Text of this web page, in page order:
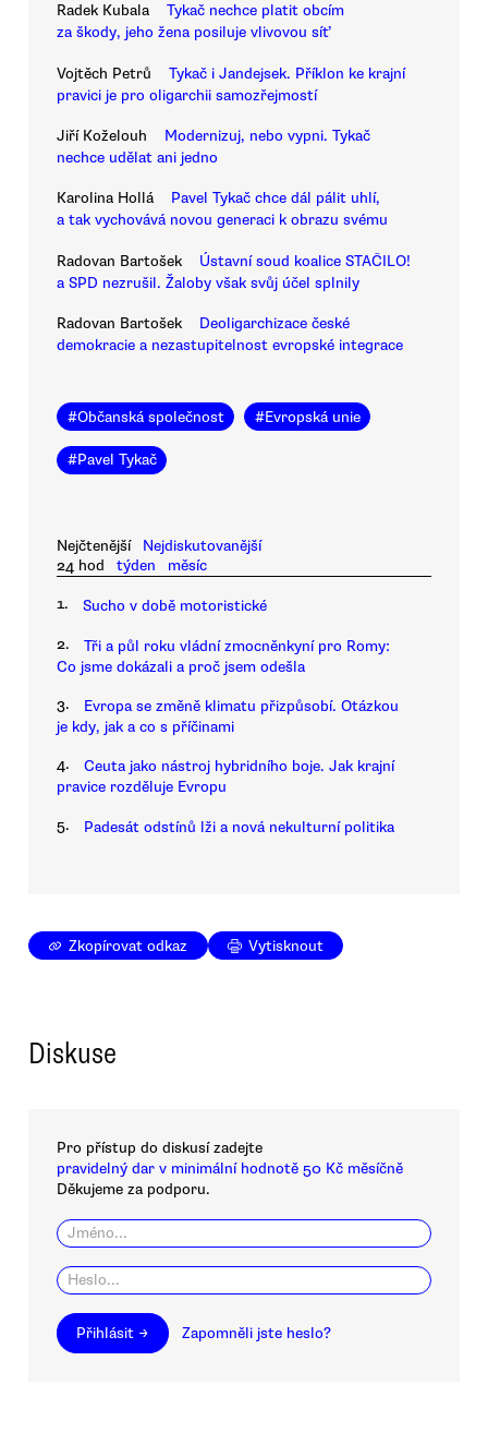
Radek Kubala
Tykač nechce platit obcím
za škody, jeho žena posiluje vlivovou síť
Vojtěch Petrů
Tykač i Jandejsek. Příklon ke krajní
pravici je pro oligarchii samozřejmostí
Jiří Koželouh
Modernizuj, nebo vypni. Tykač
nechce udělat ani jedno
Karolina Hollá
Pavel Tykač chce dál pálit uhlí,
a tak vychovává novou generaci k obrazu svému
Radovan Bartošek
Ústavní soud koalice STAČILO!
a SPD nezrušil. Žaloby však svůj účel splnily
Radovan Bartošek
Deoligarchizace české
demokracie a nezastupitelnost evropské integrace
#Občanská společnost #Evropská unie
#Pavel Tykač
Nejčtenější
Nejdiskutovanější
24 hod
týden měsíc
1. Sucho v době motoristické
2.
Tři a půl roku vládní zmocněnkyní pro Romy:
Co jsme dokázali a proč jsem odešla
3.
Evropa se změně klimatu přizpůsobí. Otázkou
je kdy, jak a co s příčinami
4.
Ceuta jako nástroj hybridního boje. Jak krajní
pravice rozděluje Evropu
5. Padesát odstínů lži a nová nekulturní politika
Zkopírovat odkaz Vytisknout
Diskuse
Pro přístup do diskusí zadejte
pravidelný dar v minimální hodnotě 50 Kč měsíčně
Děkujeme za podporu.
Přihlásit → Zapomněli jste heslo?